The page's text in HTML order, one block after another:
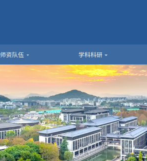
师资队伍 学科科研